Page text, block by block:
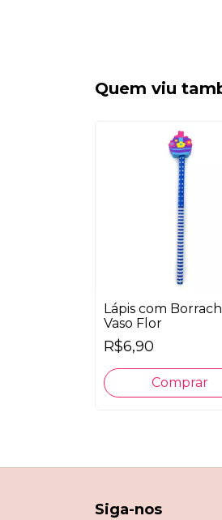
Quem viu
Lápis com
Vaso Flor
R$6,90
Siga-nos